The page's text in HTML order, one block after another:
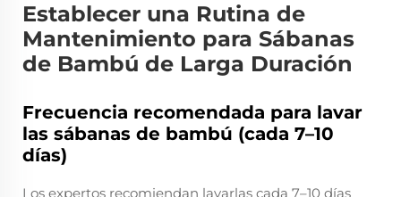
Establecer una Rutina de
Mantenimiento para Sábanas
de Bambú de Larga Duración
Frecuencia recomendada para lavar
las sábanas de bambú (cada 7–10
días)
Los expertos recomiendan lavarlas cada 7–10 días